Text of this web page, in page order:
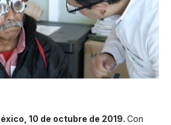
10 de octubre de 2019. Con